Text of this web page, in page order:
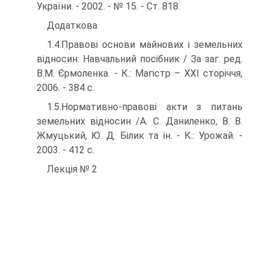
України. - 2002. - № 15. - Ст. 818.
Додаткова
1.4.Правові основи майнових і земельних
відносин: Навчаль­ний посібник / За заг. ред.
В.М. Єрмоленка. - К.: Магістр – XXI сторіччя,
2006. - 384 с.
1.5.Нормативно-правові акти з питань
земельних відносин /А. С. Даниленко, В. В.
Жмуцький, Ю. Д. Білик та ін. - К.: Урожай. -
2003. - 412 с.
Лекція № 2